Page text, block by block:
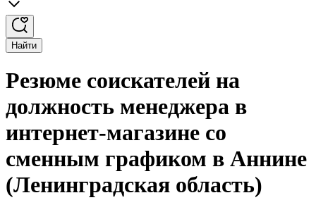
Найти
Резюме соискателей на
должность менеджера в
интернет-магазине со
сменным графиком в Аннине
(Ленинградская область)